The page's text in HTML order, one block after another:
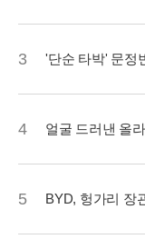
3 '단순 타박' 문정
4 얼굴 드러낸 올
5 BYD, 헝가리 장